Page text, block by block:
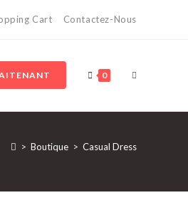
Cart Contactez-Nous
0 TOGGLE
WEBSITE
> Boutique > Casual Dress